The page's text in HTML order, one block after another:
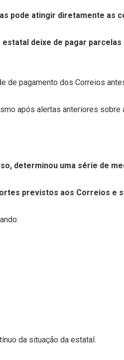
pode atingir diretamente as
deixe de pagar
de pagamento dos Correios
após alertas anteriores
determinou uma série de
previstos aos Correios e
da situação da estatal.